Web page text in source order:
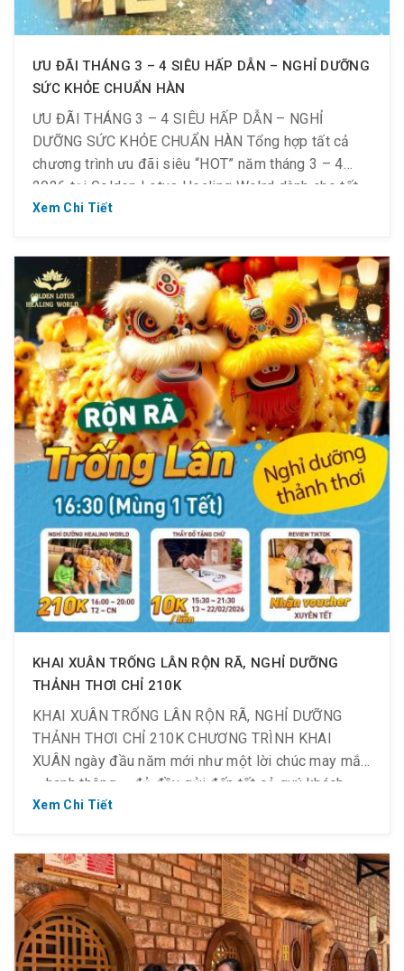
ƯU ĐÃI THÁNG 3 – 4 SIÊU HẤP DẪN – NGHỈ DƯỠNG
SỨC KHỎE CHUẨN HÀN
ƯU ĐÃI THÁNG 3 – 4 SIÊU HẤP DẪN – NGHỈ
DƯỠNG SỨC KHỎE CHUẨN HÀN Tổng hợp tất cả
chương trình ưu đãi siêu “HOT” năm tháng 3 – 4
2026 tại Golden Lotus Healing Wolrd dành cho tất
cả mọi người.⚠️ Lưu ý quan trọng: * Các ưu đãi
Xem Chi Tiết
KHAI XUÂN TRỐNG LÂN RỘN RÃ, NGHỈ DƯỠNG
THẢNH THƠI CHỈ 210K
KHAI XUÂN TRỐNG LÂN RỘN RÃ, NGHỈ DƯỠNG
THẢNH THƠI CHỈ 210K CHƯƠNG TRÌNH KHAI
XUÂN ngày đầu năm mới như một lời chúc may mắn
– hanh thông – đủ đầy gửi đến tất cả quý khách
đến ghé thăm tại 𝐆𝐨𝐥𝐝𝐞𝐧 𝐋𝐨𝐭𝐮𝐬_Quận 2. MÚA LÂN
Xem Chi Tiết